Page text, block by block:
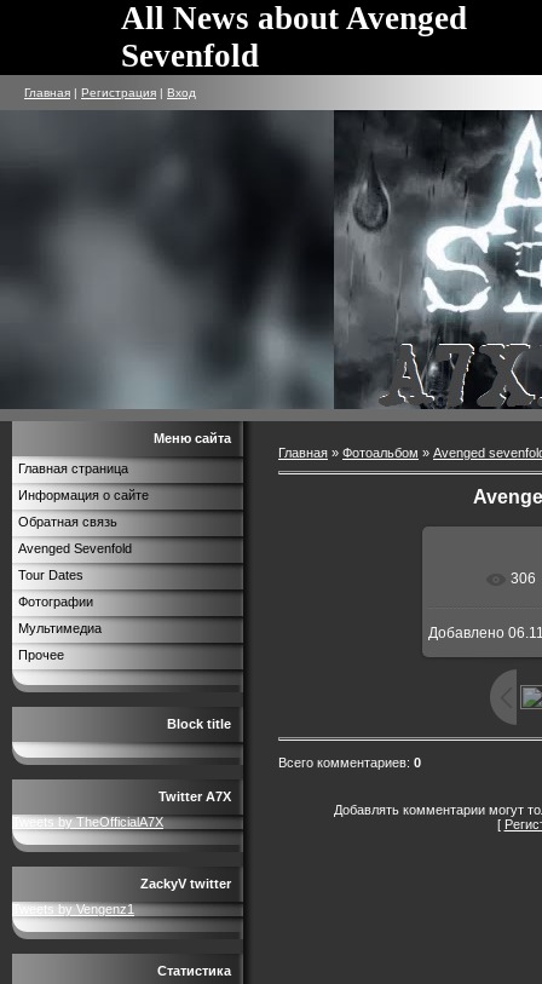
All News about Avenged
Sevenfold
Главная | Регистрация | Вход
Меню сайта
Главная страница
Информация о сайте
Обратная связь
Avenged Sevenfold
Tour Dates
Фотографии
Мультимедиа
Прочее
Block title
Twitter A7X
Tweets by TheOfficialA7X
ZackyV twitter
Tweets by Vengenz1
Статистика
Главная » Фотоальбом » Avenged
В 306
Добавлено
Всего комментариев: 0
Добавлять комментарии могут
[